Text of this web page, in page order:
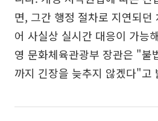
면, 그간 행정 절차로 지연되던
어 사실상 실시간 대응이 가능
영 문화체육관광부 장관은 "불
까지 긴장을 늦추지 않겠다"고